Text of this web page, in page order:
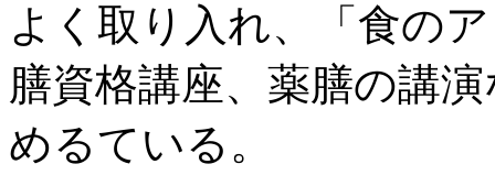
よく取り入れ、「食の
膳資格講座、薬膳の講
めるている。